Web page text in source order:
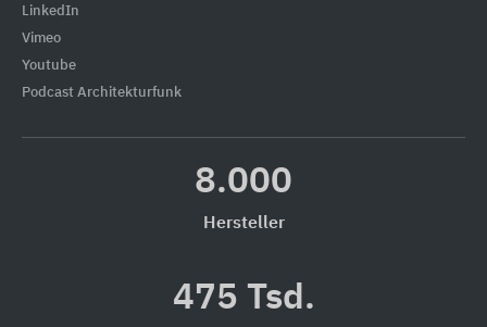
LinkedIn
Vimeo
Youtube
Podcast Architekturfunk
8.000
Hersteller
475 Tsd.